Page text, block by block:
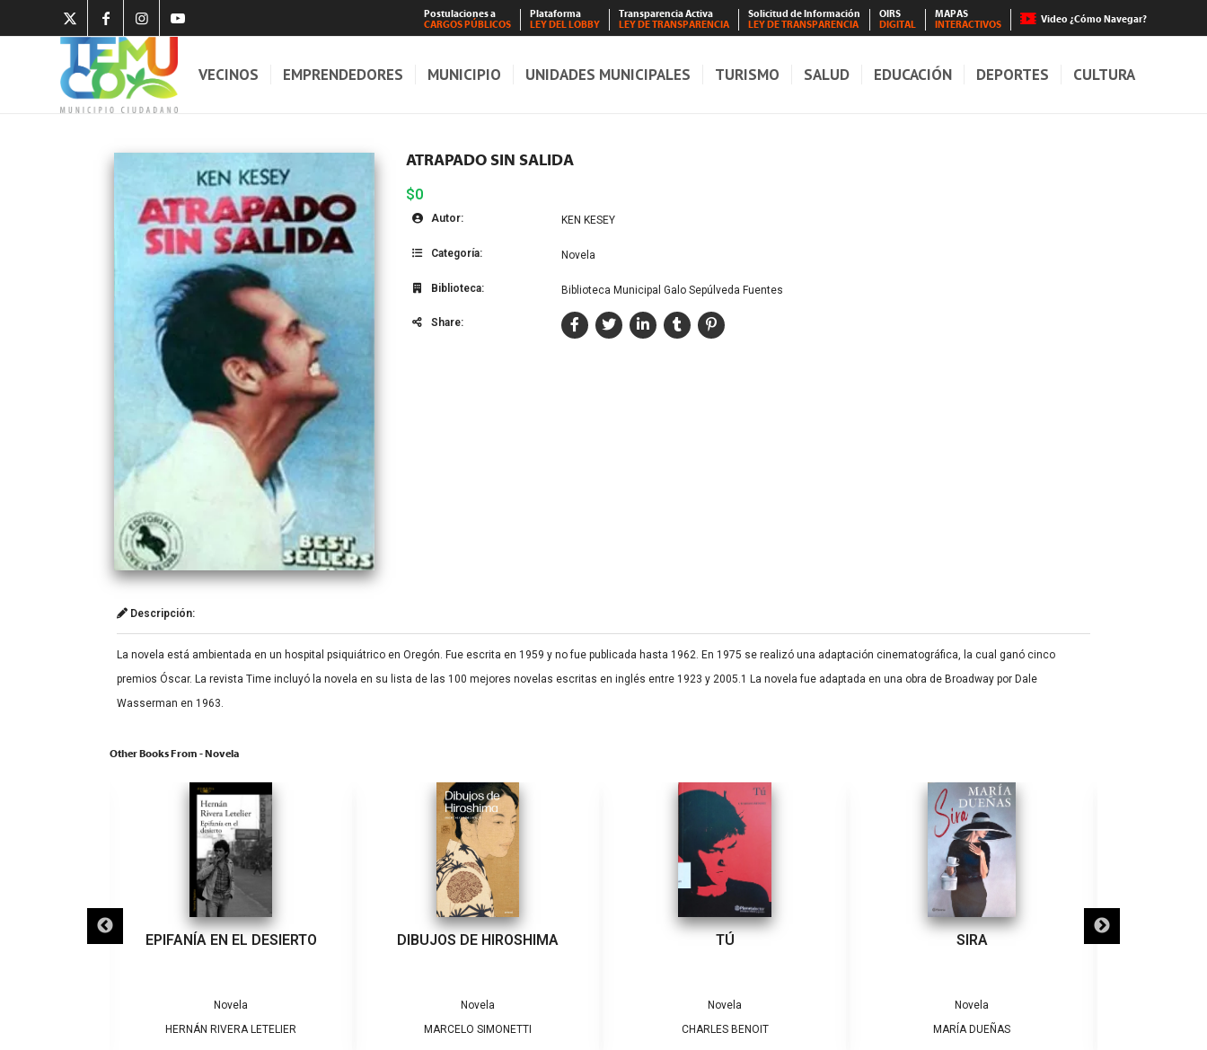
Postulaciones a
CARGOS PÚBLICOS
Plataforma
LEY DEL LOBBY
Transparencia Activa
LEY DE TRANSPARENCIA
Solicitud de Información
LEY DE TRANSPARENCIA
OIRS
DIGITAL
MAPAS
INTERACTIVOS
Video ¿Cómo Navegar?
VECINOS EMPRENDEDORES MUNICIPIO UNIDADES MUNICIPALES TURISMO SALUD EDUCACIÓN DEPORTES CULTURA
ATRAPADO SIN SALIDA
$0
Autor: KEN KESEY
Categoría: Novela
Biblioteca: Biblioteca Municipal Galo Sepúlveda Fuentes
Share:
Descripción:
La novela está ambientada en un hospital psiquiátrico en Oregón. Fue escrita en 1959 y no fue publicada hasta 1962. En 1975 se realizó una adaptación cinematográfica, la cual ganó cinco
premios Óscar. La revista Time incluyó la novela en su lista de las 100 mejores novelas escritas en inglés entre 1923 y 2005.1​ La novela fue adaptada en una obra de Broadway por Dale
Wasserman en 1963.
Other Books From - Novela
EPIFANÍA EN EL DESIERTO
Novela
HERNÁN RIVERA LETELIER
DIBUJOS DE HIROSHIMA
Novela
MARCELO SIMONETTI
TÚ
Novela
CHARLES BENOIT
SIRA
Novela
MARÍA DUEÑAS